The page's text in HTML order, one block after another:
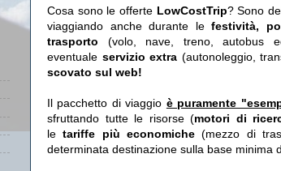
Cosa sono le offerte LowCostTrip? Sono
viaggiando anche durante lefestività,
trasporto (volo, nave, treno, autobus
eventuale servizio extra (autonoleggio,
scovato sul web!
Il pacchetto di viaggio è puramente
sfruttando tutte le risorse (motori di
le tariffe più economiche(mezzo di
determinata destinazione sulla base minima